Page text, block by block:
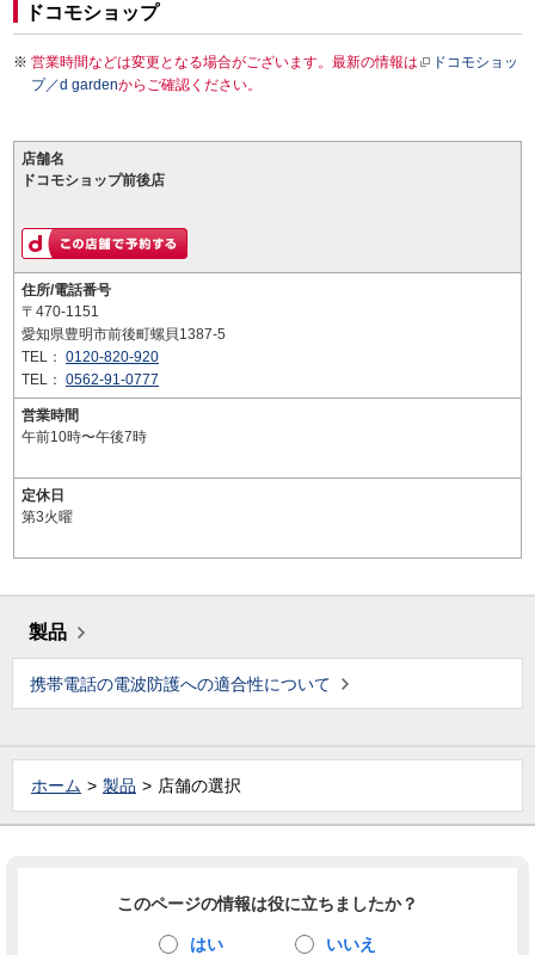
ドコモショップ
営業時間などは変更となる場合がございます。最新の情報は
ドコモショッ
プ／d gardenからご確認ください。
店舗名
ドコモショップ前後店
住所/電話番号
〒470-1151
愛知県豊明市前後町螺貝1387-5
TEL： 0120-820-920
TEL： 0562-91-0777
営業時間
午前10時〜午後7時
定休日
第3火曜
製品
携帯電話の電波防護への適合性について
ホーム 製品 店舗の選択
このページの情報は役に立ちましたか？
はい いいえ